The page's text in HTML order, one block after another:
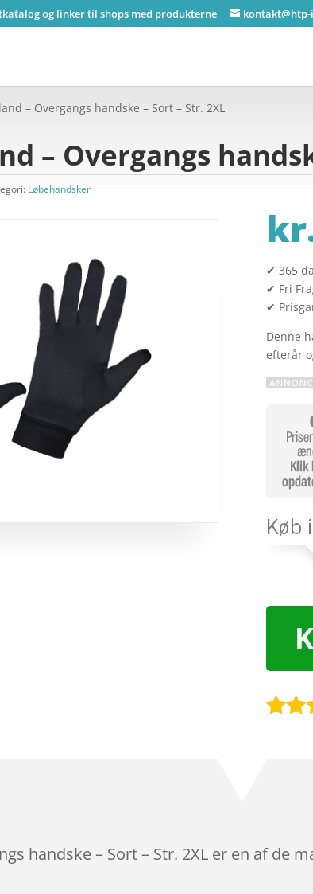
og linker til shops med produkterne
– Overgangs handske – Sort – Str. 2XL
– Overgangs
Løbehandsker
✔ 365
✔ Fri
✔
Denne
efterår
handske – Sort – Str. 2XL er en af de